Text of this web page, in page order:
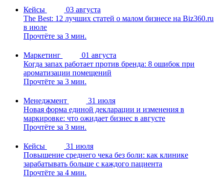
Кейсы
03 августа
The Best: 12 лучших статей о малом бизнесе на Biz360.ru
в июле
Прочтёте за 3 мин.
Маркетинг
01 августа
Когда запах работает против бренда: 8 ошибок при
ароматизации помещений
Прочтёте за 3 мин.
Менеджмент
31 июля
Новая форма единой декларации и изменения в
маркировке: что ожидает бизнес в августе
Прочтёте за 3 мин.
Кейсы
31 июля
Повышение среднего чека без боли: как клинике
зарабатывать больше с каждого пациента
Прочтёте за 4 мин.